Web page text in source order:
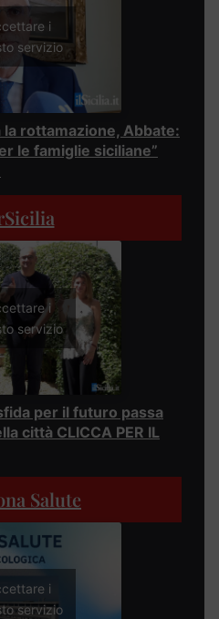
i
servizio
la rottamazione, Abbate:
le famiglie siciliane”
i
servizio
per il futuro passa
città CLICCA PER IL
Salute
i
servizio